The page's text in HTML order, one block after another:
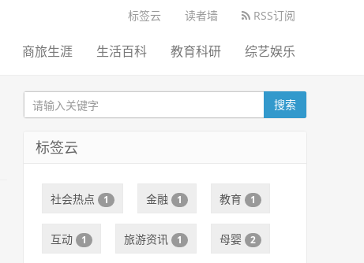
标签云 读者墙 RSS订阅
商旅生涯 生活百科 教育科研 综艺娱乐
搜索
标签云
社会热点 1 金融 1 教育 1
互动 1 旅游资讯 1 母婴 2